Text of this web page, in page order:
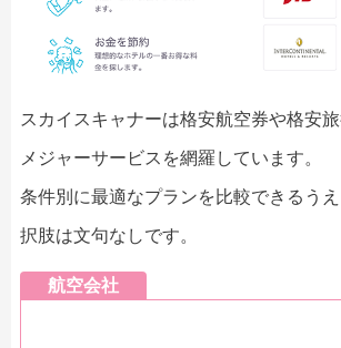
スカイスキャナーは格安航空券や格安
メジャーサービスを網羅しています。
条件別に最適なプランを比較できるう
択肢は文句なしです。
航空会社